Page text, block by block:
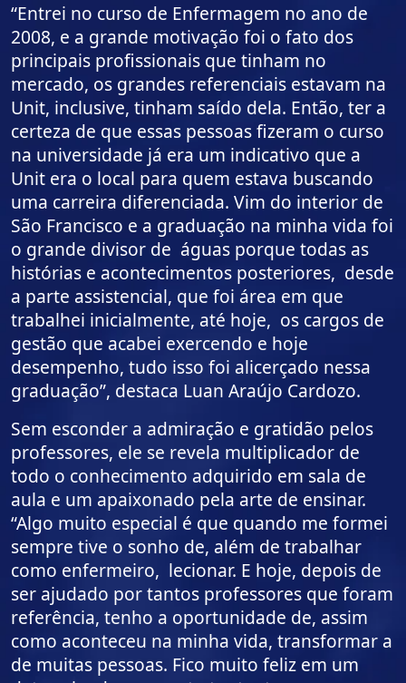
“Entrei no curso de Enfermagem no ano de
2008, e a grande motivação foi o fato dos
principais profissionais que tinham no
mercado, os grandes referenciais estavam na
Unit, inclusive, tinham saído dela. Então, ter a
certeza de que essas pessoas fizeram o curso
na universidade já era um indicativo que a
Unit era o local para quem estava buscando
uma carreira diferenciada. Vim do interior de
São Francisco e a graduação na minha vida foi
o grande divisor de águas porque todas as
histórias e acontecimentos posteriores, desde
a parte assistencial, que foi área em que
trabalhei inicialmente, até hoje, os cargos de
gestão que acabei exercendo e hoje
desempenho, tudo isso foi alicerçado nessa
graduação”, destaca Luan Araújo Cardozo.
Sem esconder a admiração e gratidão pelos
professores, ele se revela multiplicador de
todo o conhecimento adquirido em sala de
aula e um apaixonado pela arte de ensinar.
“Algo muito especial é que quando me formei
sempre tive o sonho de, além de trabalhar
como enfermeiro, lecionar. E hoje, depois de
ser ajudado por tantos professores que foram
referência, tenho a oportunidade de, assim
como aconteceu na minha vida, transformar a
de muitas pessoas. Fico muito feliz em um